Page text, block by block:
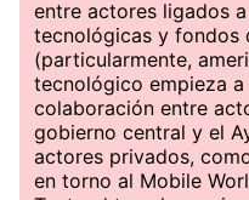
entre actores ligados
tecnológicas y fondos
(particularmente,
tecnológico empieza
colaboración entre
gobierno central y el
actores privados,
en torno al Mobile